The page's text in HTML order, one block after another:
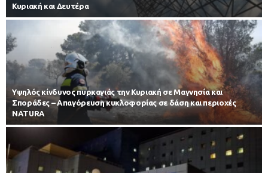
Κυριακή και Δευτέρα
Υψηλός κίνδυνος πυρκαγιάς την Κυριακή σε Μαγνησία και
Σποράδες – Απαγόρευση κυκλοφορίας σε δάση και περιοχές
NATURA